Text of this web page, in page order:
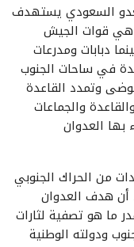
السعودي يستهدف
هي قوات الجيش
دبابات ومدرعات
في ساحات الجنوب
وتمدد القاعدة
والجماعات
بها العدوان
من الحراك الجنوبي
أن هدف العدوان
ما هو تصفية لثارات
ودولته الوطنية